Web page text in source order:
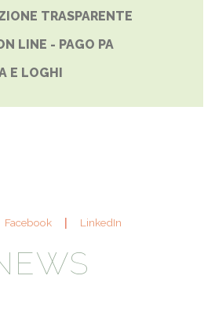
TRASPARENTE
LINE - PAGO PA
E LOGHI
Facebook LinkedIn